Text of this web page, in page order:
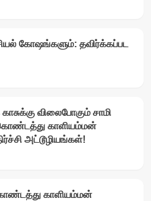
கோஷங்களும்: தவிர்க்கப்பட
விலைபோகும் சாமி
கொண்டத்து காளியம்மன்
அட்டூழியங்கள்!
கொண்டத்து காளியம்மன்